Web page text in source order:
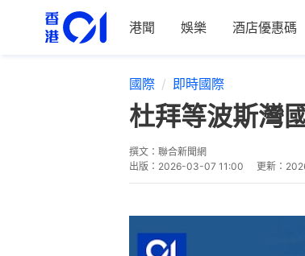
港聞 娛樂 酒店優惠碼
國際 即時國際
杜拜等波斯灣
撰文： 聯合新聞網
出版： 2026-03-07 11:00 更新：